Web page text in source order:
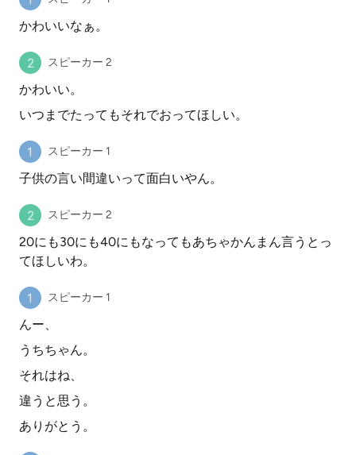
かわいいなぁ。
スピーカー 2
かわいい。
いつまでたってもそれでおってほしい。
スピーカー 1
子供の言い間違いって面白いやん。
スピーカー 2
20にも30にも40にもなってもあちゃかんまん言うとっ
てほしいわ。
スピーカー 1
んー、
うちちゃん。
それはね、
違うと思う。
ありがとう。